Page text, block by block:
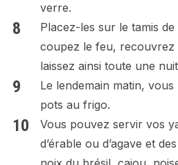
verre.
Placez-les sur le tamis
coupez le feu,
laissez ainsi toute une
Le lendemain matin,
pots au frigo.
Vous pouvez servir vos
d’érable ou d’agave et